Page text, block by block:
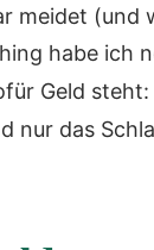
meidet
habe ich
Geld
nur das